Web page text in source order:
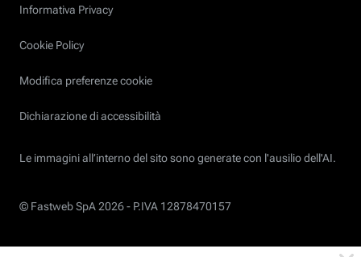
Informativa Privacy
Cookie Policy
Modifica preferenze cookie
Dichiarazione di accessibilità
Le immagini all’interno del sito sono generate con l'ausilio dell'AI.
© Fastweb SpA 2026 - P.IVA 12878470157